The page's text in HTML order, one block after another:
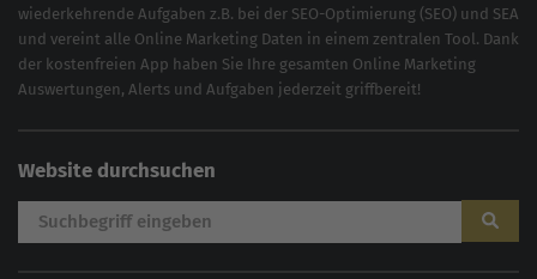
wiederkehrende Aufgaben z.B. bei der SEO-Optimierung (SEO) und SEA
und vereint alle Online Marketing Daten in einem zentralen Tool. Dank
der kostenfreien App haben Sie Ihre gesamten Online Marketing
Auswertungen, Alerts und Aufgaben jederzeit griffbereit!
Website durchsuchen